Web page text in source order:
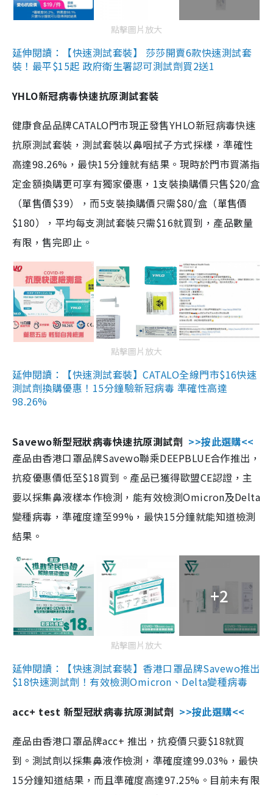
點擊圖片放大
延伸閱讀：【快速測試套裝】 莎莎開賣6款快速測試套
裝！最平$15起 政府衛生署認可測試劑買2送1
YHLO新冠病毒快速抗原測試套裝
健康食品品牌CATALO門市現正發售YHLO新冠病毒快速
抗原測試套裝，測試套裝以鼻咽拭子方式採樣，準確性
高達98.26%，最快15分鐘就有結果。現時於門市買滿指
定金額換購更可享有獨家優惠，1支裝換購價只售$20/盒
（單售價$39），而5支裝換購價只需$80/盒（單售價
$180），平均每支測試套裝只需$16就買到，產品數量
有限，售完即止。
點擊圖片放大
延伸閱讀：【快速測試套裝】CATALO全線門市$16快速
測試劑換購優惠！15分鐘驗新冠病毒 準確性高達
98.26%
Savewo新型冠狀病毒快速抗原測試劑 >>按此選購<<
產品由香港口罩品牌Savewo聯乘DEEPBLUE合作推出，
抗疫優惠價低至$18買到。產品已獲得歐盟CE認證，主
要以採集鼻液樣本作檢測，能有效檢測Omicron及Delta
變種病毒，準確度達至99%，最快15分鐘就能知道檢測
結果。
+2
點擊圖片放大
延伸閱讀：【快速測試套裝】香港口罩品牌Savewo推出
$18快速測試劑！有效檢測Omicron、Delta變種病毒
acc+ test 新型冠狀病毒抗原測試劑 >>按此選購<<
產品由香港口罩品牌acc+ 推出，抗疫價只要$18就買
到。測試劑以採集鼻液作檢測，準確度達99.03%，最快
15分鐘知道結果，而且準確度高達97.25%。目前未有限